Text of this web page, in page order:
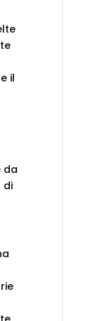
il
da
di